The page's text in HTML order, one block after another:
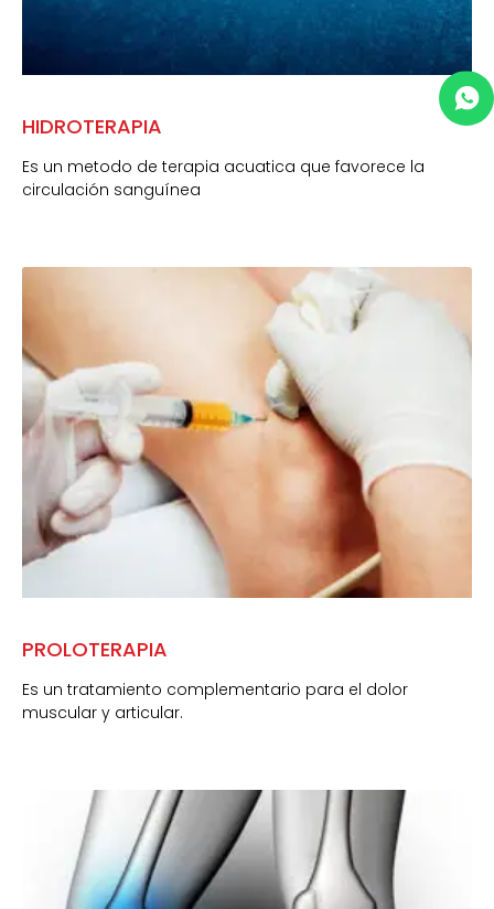
HIDROTERAPIA
Es un metodo de terapia acuatica que favorece la
circulación sanguínea
PROLOTERAPIA
Es un tratamiento complementario para el dolor
muscular y articular.